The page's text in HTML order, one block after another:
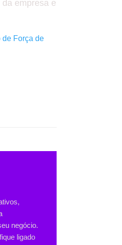
empresa e
de Força de
negócio.
ligado